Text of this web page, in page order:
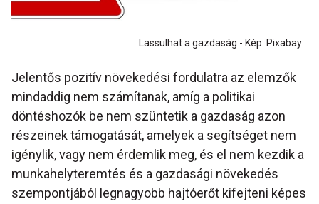
Lassulhat a gazdaság - Kép: Pixabay
Jelentős pozitív növekedési fordulatra az elemzők
mindaddig nem számítanak, amíg a politikai
döntéshozók be nem szüntetik a gazdaság azon
részeinek támogatását, amelyek a segítséget nem
igénylik, vagy nem érdemlik meg, és el nem kezdik a
munkahelyteremtés és a gazdasági növekedés
szempontjából legnagyobb hajtóerőt kifejteni képes